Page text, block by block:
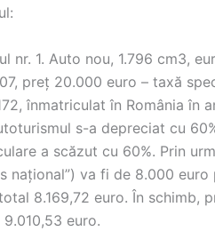
nr. 1. Auto nou, 1.796 cm3,
preț 20.000 euro – taxă
înmatriculat în România în
s-a depreciat cu
a scăzut cu 60%. Prin
național”) va fi de 8.000
8.169,72 euro. În schimb,
euro.